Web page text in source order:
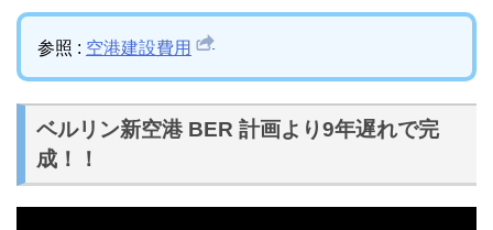
参照 : 空港建設費用
ベルリン新空港 BER 計画より9年遅れで完
成！！